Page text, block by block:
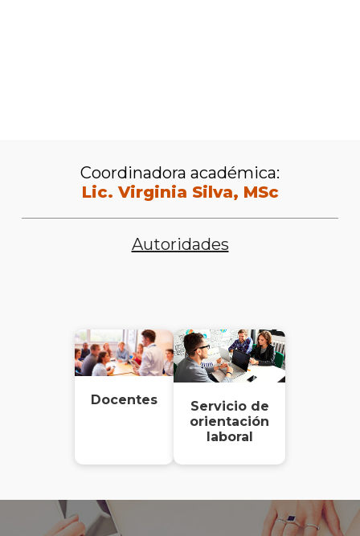
Autoridades
Coordinadora académica:
Lic. Virginia Silva, MSc
Docentes
Servicio de
orientación
laboral